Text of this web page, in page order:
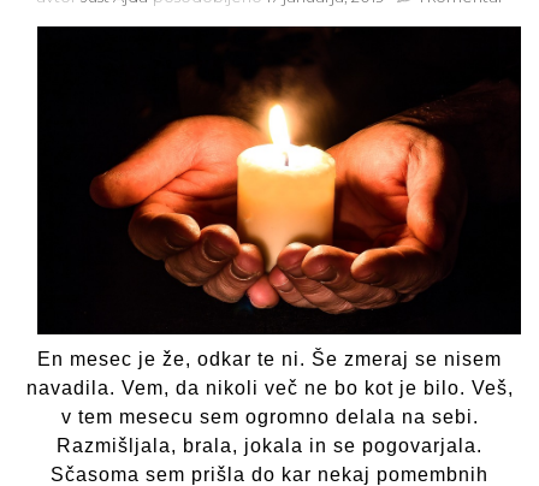
En mesec je že, odkar te ni. Še zmeraj se nisem
navadila. Vem, da nikoli več ne bo kot je bilo. Veš,
v tem mesecu sem ogromno delala na sebi.
Razmišljala, brala, jokala in se pogovarjala.
Sčasoma sem prišla do kar nekaj pomembnih